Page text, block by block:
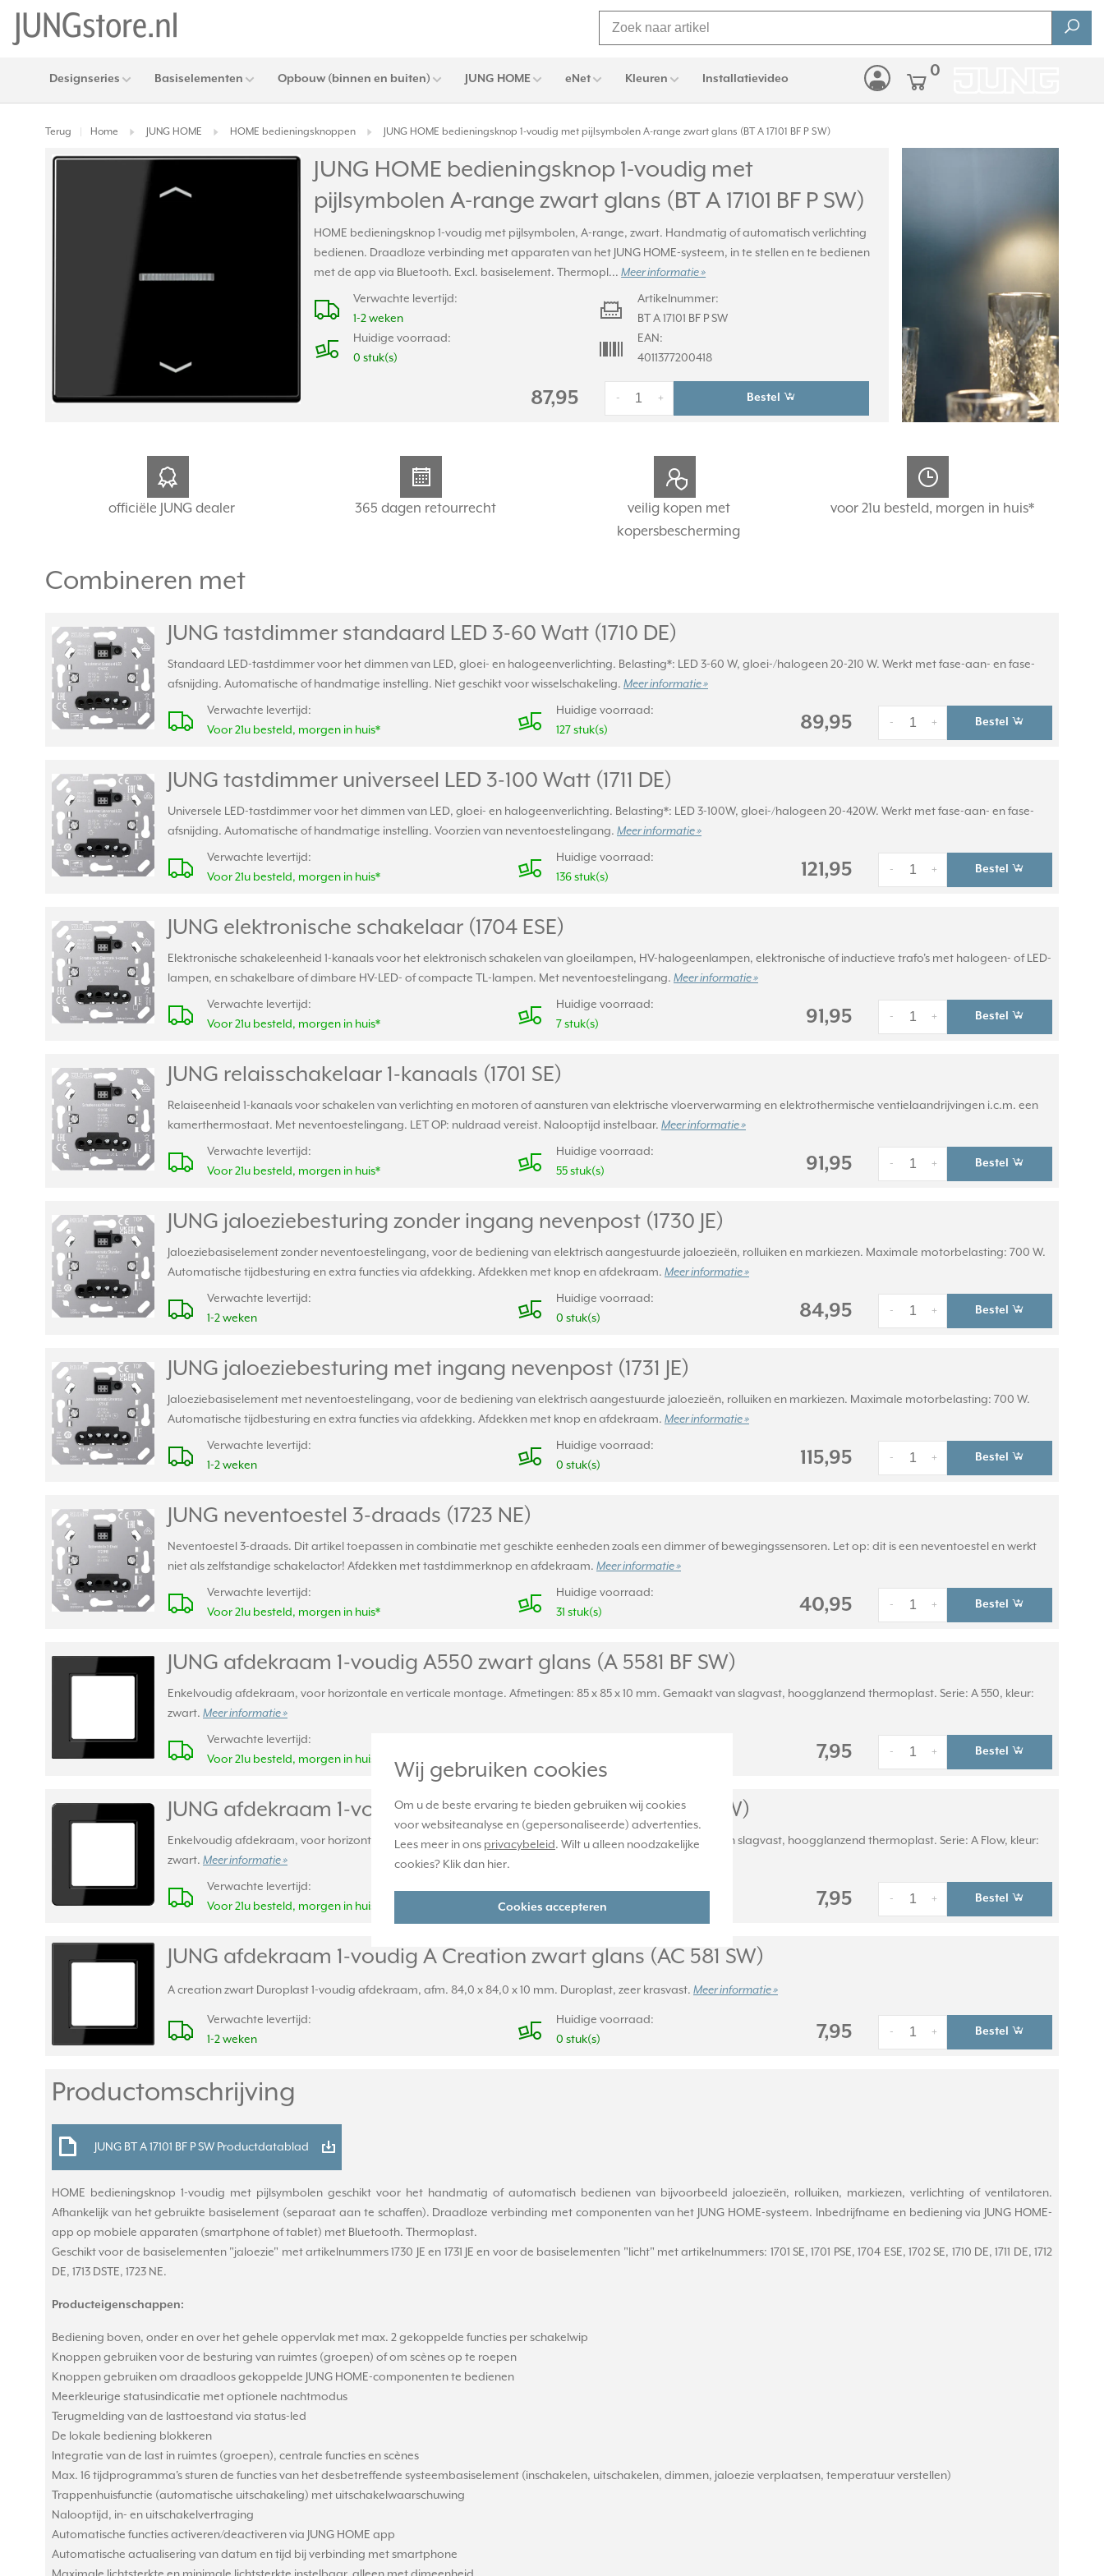
Wij gebruiken cookies
Om u de beste ervaring te bieden gebruiken wij cookies
voor websiteanalyse en (gepersonaliseerde) advertenties.
Lees meer in ons privacybeleid. Wilt u alleen noodzakelijke
cookies? Klik dan hier.
Cookies accepteren
Designseries Basiselementen Opbouw (binnen en buiten) JUNG HOME eNet Kleuren Installatievideo 0
Terug Home JUNG HOME HOME bedieningsknoppen JUNG HOME bedieningsknop 1-voudig met pijlsymbolen A-range zwart glans (BT A 17101 BF P SW)
JUNG HOME bedieningsknop 1-voudig met
pijlsymbolen A-range zwart glans (BT A 17101 BF P SW)
HOME bedieningsknop 1-voudig met pijlsymbolen, A-range, zwart. Handmatig of automatisch verlichting
bedienen. Draadloze verbinding met apparaten van het JUNG HOME-systeem, in te stellen en te bedienen
met de app via Bluetooth. Excl. basiselement. Thermopl...Meer informatie »
Verwachte levertijd:
1-2 weken
Huidige voorraad:
0 stuk(s)
Artikelnummer:
BT A 17101 BF P SW
EAN:
4011377200418
87,95 +
- Bestel
officiële JUNG dealer 365 dagen retourrecht
veilig kopen met
kopersbescherming
voor 21u besteld, morgen in huis*
Combineren met
JUNG tastdimmer standaard LED 3-60 Watt (1710 DE)
Standaard LED-tastdimmer voor het dimmen van LED, gloei- en halogeenverlichting. Belasting*: LED 3-60 W, gloei-/halogeen 20-210 W. Werkt met fase-aan- en fase-
afsnijding. Automatische of handmatige instelling. Niet geschikt voor wisselschakeling. Meer informatie »
Verwachte levertijd:
Voor 21u besteld, morgen in huis*
Huidige voorraad:
127 stuk(s)
89,95 +
- Bestel
JUNG tastdimmer universeel LED 3-100 Watt (1711 DE)
Universele LED-tastdimmer voor het dimmen van LED, gloei- en halogeenverlichting. Belasting*: LED 3-100W, gloei-/halogeen 20-420W. Werkt met fase-aan- en fase-
afsnijding. Automatische of handmatige instelling. Voorzien van neventoestelingang. Meer informatie »
Verwachte levertijd:
Voor 21u besteld, morgen in huis*
Huidige voorraad:
136 stuk(s)
121,95 +
- Bestel
JUNG elektronische schakelaar (1704 ESE)
Elektronische schakeleenheid 1-kanaals voor het elektronisch schakelen van gloeilampen, HV-halogeenlampen, elektronische of inductieve trafo's met halogeen- of LED-
lampen, en schakelbare of dimbare HV-LED- of compacte TL-lampen. Met neventoestelingang. Meer informatie »
Verwachte levertijd:
Voor 21u besteld, morgen in huis*
Huidige voorraad:
7 stuk(s)
91,95 +
- Bestel
JUNG relaisschakelaar 1-kanaals (1701 SE)
Relaiseenheid 1-kanaals voor schakelen van verlichting en motoren of aansturen van elektrische vloerverwarming en elektrothermische ventielaandrijvingen i.c.m. een
kamerthermostaat. Met neventoestelingang. LET OP: nuldraad vereist. Nalooptijd instelbaar. Meer informatie »
Verwachte levertijd:
Voor 21u besteld, morgen in huis*
Huidige voorraad:
55 stuk(s)
91,95 +
- Bestel
JUNG jaloeziebesturing zonder ingang nevenpost (1730 JE)
Jaloeziebasiselement zonder neventoestelingang, voor de bediening van elektrisch aangestuurde jaloezieën, rolluiken en markiezen. Maximale motorbelasting: 700 W.
Automatische tijdbesturing en extra functies via afdekking. Afdekken met knop en afdekraam. Meer informatie »
Verwachte levertijd:
1-2 weken
Huidige voorraad:
0 stuk(s)
84,95 +
- Bestel
JUNG jaloeziebesturing met ingang nevenpost (1731 JE)
Jaloeziebasiselement met neventoestelingang, voor de bediening van elektrisch aangestuurde jaloezieën, rolluiken en markiezen. Maximale motorbelasting: 700 W.
Automatische tijdbesturing en extra functies via afdekking. Afdekken met knop en afdekraam. Meer informatie »
Verwachte levertijd:
1-2 weken
Huidige voorraad:
0 stuk(s)
115,95 +
- Bestel
JUNG neventoestel 3-draads (1723 NE)
Neventoestel 3-draads. Dit artikel toepassen in combinatie met geschikte eenheden zoals een dimmer of bewegingssensoren. Let op: dit is een neventoestel en werkt
niet als zelfstandige schakelactor! Afdekken met tastdimmerknop en afdekraam. Meer informatie »
Verwachte levertijd:
Voor 21u besteld, morgen in huis*
Huidige voorraad:
31 stuk(s)
40,95 +
- Bestel
JUNG afdekraam 1-voudig A550 zwart glans (A 5581 BF SW)
Enkelvoudig afdekraam, voor horizontale en verticale montage. Afmetingen: 85 x 85 x 10 mm. Gemaakt van slagvast, hoogglanzend thermoplast. Serie: A 550, kleur:
zwart. Meer informatie »
Verwachte levertijd:
Voor 21u besteld, morgen in huis*
9 stuk(s)
7,95 +
- Bestel
JUNG afdekraam 1-voudig A Flow zwart glans (AF 581 BF SW)
Enkelvoudig afdekraam, voor horizontale en verticale montage. Afmetingen: 85 x 85 x 10 mm. Gemaakt van slagvast, hoogglanzend thermoplast. Serie: A Flow, kleur:
zwart. Meer informatie »
Verwachte levertijd:
Voor 21u besteld, morgen in huis*
3 stuk(s)
7,95 +
- Bestel
JUNG afdekraam 1-voudig A Creation zwart glans (AC 581 SW)
A creation zwart Duroplast 1-voudig afdekraam, afm. 84,0 x 84,0 x 10 mm. Duroplast, zeer krasvast. Meer informatie »
Verwachte levertijd:
1-2 weken
Huidige voorraad:
0 stuk(s)
7,95 +
- Bestel
Productomschrijving
JUNG BT A 17101 BF P SW Productdatablad
HOME bedieningsknop 1-voudig met pijlsymbolen geschikt voor het handmatig of automatisch bedienen van bijvoorbeeld jaloezieën, rolluiken, markiezen, verlichting of ventilatoren.
Afhankelijk van het gebruikte basiselement (separaat aan te schaffen). Draadloze verbinding met componenten van het JUNG HOME-systeem. Inbedrijfname en bediening via JUNG HOME-
app op mobiele apparaten (smartphone of tablet) met Bluetooth. Thermoplast.
Geschikt voor de basiselementen "jaloezie" met artikelnummers 1730 JE en 1731 JE en voor de basiselementen "licht" met artikelnummers: 1701 SE, 1701 PSE, 1704 ESE, 1702 SE, 1710 DE, 1711 DE, 1712
DE, 1713 DSTE, 1723 NE.
Producteigenschappen:
Bediening boven, onder en over het gehele oppervlak met max. 2 gekoppelde functies per schakelwip
Knoppen gebruiken voor de besturing van ruimtes (groepen) of om scènes op te roepen
Knoppen gebruiken om draadloos gekoppelde JUNG HOME-componenten te bedienen
Meerkleurige statusindicatie met optionele nachtmodus
Terugmelding van de lasttoestand via status-led
De lokale bediening blokkeren
Integratie van de last in ruimtes (groepen), centrale functies en scènes
Max. 16 tijdprogramma's sturen de functies van het desbetreffende systeembasiselement (inschakelen, uitschakelen, dimmen, jaloezie verplaatsen, temperatuur verstellen)
Trappenhuisfunctie (automatische uitschakeling) met uitschakelwaarschuwing
Nalooptijd, in- en uitschakelvertraging
Automatische functies activeren/deactiveren via JUNG HOME app
Automatische actualisering van datum en tijd bij verbinding met smartphone